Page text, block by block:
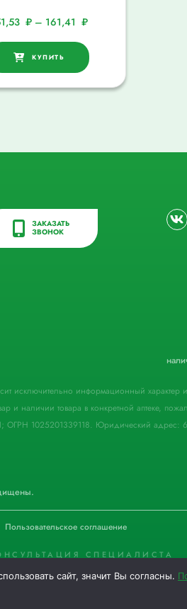
₽ – 161,41 ₽
КУПИТЬ
0
ЗАКАЗАТЬ
ЗВОНОК
исключительно информационный характер
товара в конкретной аптеке,
1025201339118. Юридический адрес:
Пользовательское соглашение
СПЕЦИАЛИСТА
сайт, значит Вы согласны.